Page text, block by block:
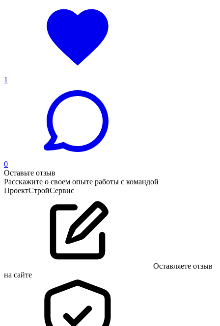
1
0
Оставьте отзыв
Расскажите о своем опыте работы с командой
ПроектСтройСервис
Оставляете отзыв
на сайте